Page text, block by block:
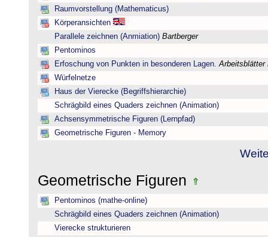
Raumvorstellung (Mathematicus)
Körperansichten
Parallele zeichnen (Anmiation) Bartberger
Pentominos
Erfoschung von Punkten in besonderen Lagen. Arbeitsblätter
Würfelnetze
Haus der Vierecke (Begriffshierarchie)
Schrägbild eines Quaders zeichnen (Animation)
Achsensymmetrische Figuren (Lernpfad)
Geometrische Figuren - Memory
Geometrische Figuren
Pentominos (mathe-online)
Schrägbild eines Quaders zeichnen (Animation)
Vierecke strukturieren